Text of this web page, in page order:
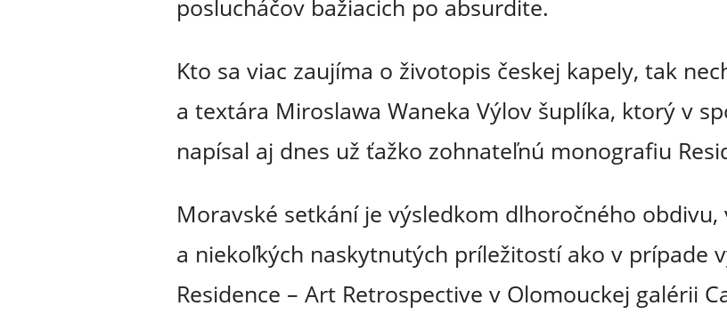
poslucháčov bažiacich po absurdite.
Kto sa viac zaujíma o životopis českej kapely, tak
a textára Miroslawa Waneka Výlov šuplíka, ktorý v
napísal aj dnes už ťažko zohnateľnú monografiu
Moravské setkání je výsledkom dlhoročného
a niekoľkých naskytnutých príležitostí ako v prípade
Residence – Art Retrospective v Olomouckej galérii